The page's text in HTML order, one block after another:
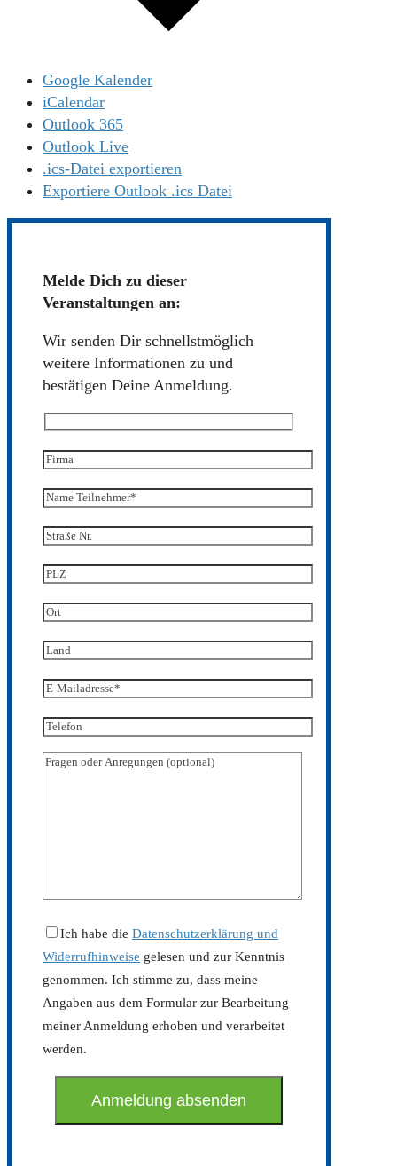
Google Kalender
iCalendar
Outlook 365
Outlook Live
.ics-Datei exportieren
Exportiere Outlook .ics Datei
Melde Dich zu dieser
Veranstaltungen an:
Wir senden Dir schnellstmöglich
weitere Informationen zu und
bestätigen Deine Anmeldung.
Ich habe die Datenschutzerklärung und
Widerrufhinweise gelesen und zur Kenntnis
genommen. Ich stimme zu, dass meine
Angaben aus dem Formular zur Bearbeitung
meiner Anmeldung erhoben und verarbeitet
werden.